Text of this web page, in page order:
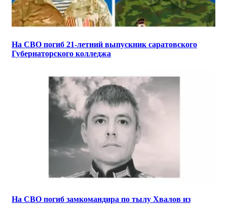
На СВО погиб 21-летний выпускник саратовского
Губернаторского колледжа
На СВО погиб замкомандира по тылу Хвалов из